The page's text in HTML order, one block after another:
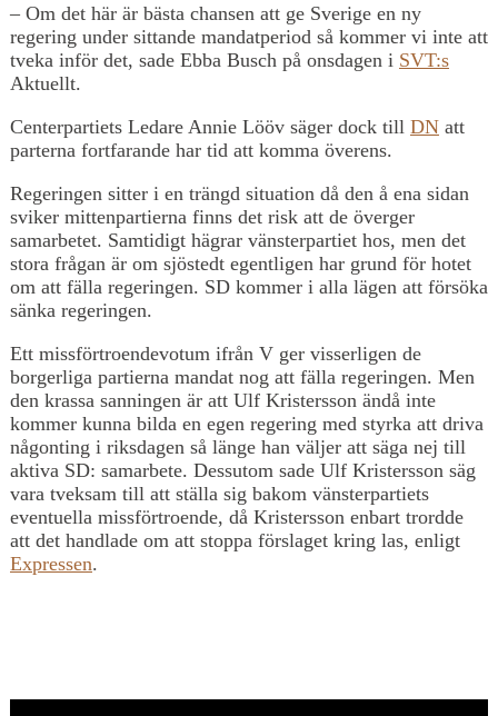
– Om det här är bästa chansen att ge Sverige en ny
regering under sittande mandatperiod så kommer vi inte att
tveka inför det, sade Ebba Busch på onsdagen i SVT:s
Aktuellt.
Centerpartiets Ledare Annie Lööv säger dock till DN att
parterna fortfarande har tid att komma överens.
Regeringen sitter i en trängd situation då den å ena sidan
sviker mittenpartierna finns det risk att de överger
samarbetet. Samtidigt hägrar vänsterpartiet hos, men det
stora frågan är om sjöstedt egentligen har grund för hotet
om att fälla regeringen. SD kommer i alla lägen att försöka
sänka regeringen.
Ett missförtroendevotum ifrån V ger visserligen de
borgerliga partierna mandat nog att fälla regeringen. Men
den krassa sanningen är att Ulf Kristersson ändå inte
kommer kunna bilda en egen regering med styrka att driva
någonting i riksdagen så länge han väljer att säga nej till
aktiva SD: samarbete. Dessutom sade Ulf Kristersson säg
vara tveksam till att ställa sig bakom vänsterpartiets
eventuella missförtroende, då Kristersson enbart trordde
att det handlade om att stoppa förslaget kring las, enligt
Expressen.